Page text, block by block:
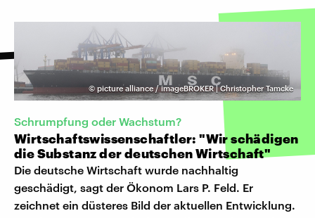
© picture alliance / imageBROKER | Christopher Tamcke
Schrumpfung oder Wachstum?
Wirtschaftswissenschaftler: "Wir schädigen
die Substanz der deutschen Wirtschaft"
Die deutsche Wirtschaft wurde nachhaltig
geschädigt, sagt der Ökonom Lars P. Feld. Er
zeichnet ein düsteres Bild der aktuellen Entwicklung.